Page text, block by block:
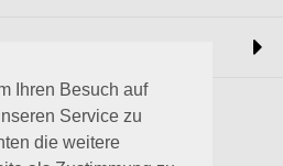
Ihren Besuch auf
Service zu
die weitere